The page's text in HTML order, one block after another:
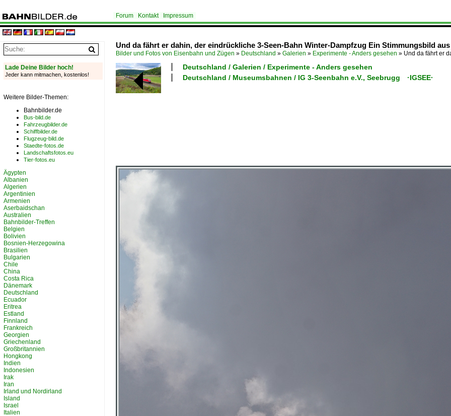
Forum Kontakt Impressum
Und da fährt er dahin, der eindrückliche 3-Seen-Bahn Winter-Dampfzug Ein Stimmungsbild
Bilder und Fotos von Eisenbahn und Zügen » Deutschland » Galerien » Experimente - Anders gesehen » Und da fährt er
Deutschland / Galerien / Experimente - Anders gesehen
Deutschland / Museumsbahnen / IG 3-Seenbahn e.V., Seebrugg ·IGSEE·
Lade Deine Bilder hoch!
Jeder kann mitmachen, kostenlos!
Weitere Bilder-Themen:
Bahnbilder.de
Bus-bild.de
Fahrzeugbilder.de
Schiffbilder.de
Flugzeug-bild.de
Staedte-fotos.de
Landschaftsfotos.eu
Tier-fotos.eu
Ägypten
Albanien
Algerien
Argentinien
Armenien
Aserbaidschan
Australien
Bahnbilder-Treffen
Belgien
Bolivien
Bosnien-Herzegowina
Brasilien
Bulgarien
Chile
China
Costa Rica
Dänemark
Deutschland
Ecuador
Eritrea
Estland
Finnland
Frankreich
Georgien
Griechenland
Großbritannien
Hongkong
Indien
Indonesien
Irak
Iran
Irland und Nordirland
Island
Israel
Italien